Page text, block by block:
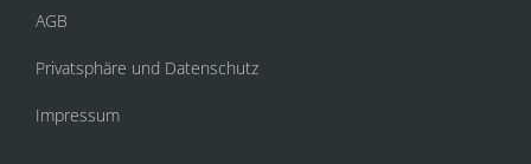
AGB
Privatsphäre und Datenschutz
Impressum